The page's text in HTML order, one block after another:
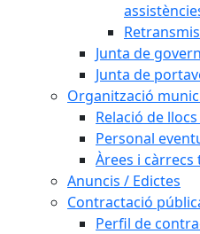
Junta de govern
Junta de
Organització
Relació de
Personal
Àrees i càrrecs
Anuncis / Edictes
Contractació
Perfil de